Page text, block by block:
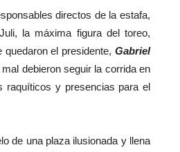
directos de la estafa,
la máxima figura del toreo,
quedaron el presidente,Gabriel
debieron seguir la corrida en
raquíticos y presencias para el
de una plaza ilusionada y llena